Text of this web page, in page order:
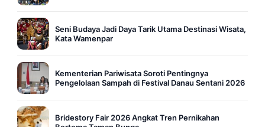
Seni Budaya Jadi Daya Tarik Utama Destinasi Wisata,
Kata Wamenpar
Kementerian Pariwisata Soroti Pentingnya
Pengelolaan Sampah di Festival Danau Sentani 2026
Bridestory Fair 2026 Angkat Tren Pernikahan